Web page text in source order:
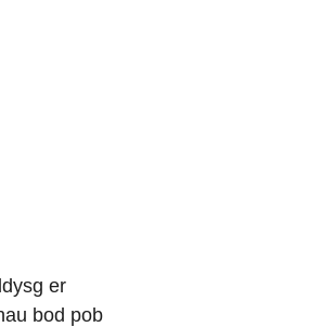
er
bod pob